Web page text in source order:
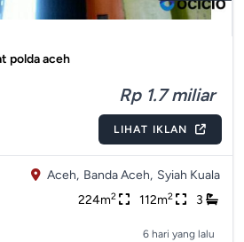
polda aceh
Rp 1.7 miliar
LIHAT IKLAN
Aceh, Banda Aceh, Syiah Kuala
224m2 112m2 3
6 hari yang lalu